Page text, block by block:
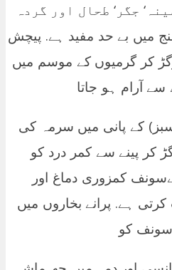
جگر‘ طحال اور گردہ
اپھارہ اور قولنج میں بے حد مفید ہے. پیچش
کر گرمیوں کے موسم میں
آرام ہو جاتا
سبز) کے پانی میں سرمہ کی
کر پینے سے کمر درد کو
کمزوری دماغ اور
ہے. پرانے بخاروں میں
کو